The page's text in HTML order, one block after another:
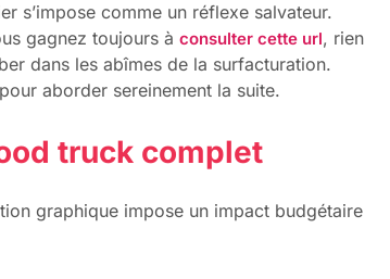
s’impose comme un réflexe salvateur.
gagnez toujours à consulter cette url, rien
dans les abîmes de la surfacturation.
aborder sereinement la suite.
truck complet
graphique impose un impact budgétaire